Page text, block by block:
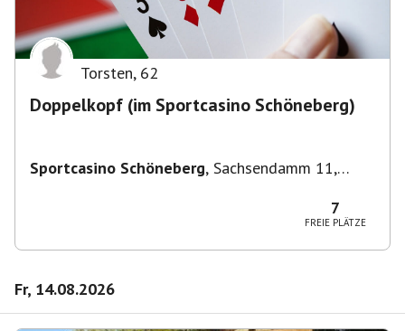
Torsten, 62
Doppelkopf (im Sportcasino Schöneberg)
Sportcasino Schöneberg, Sachsendamm 11,
7
FREIE PLÄTZE
Fr, 14.08.2026